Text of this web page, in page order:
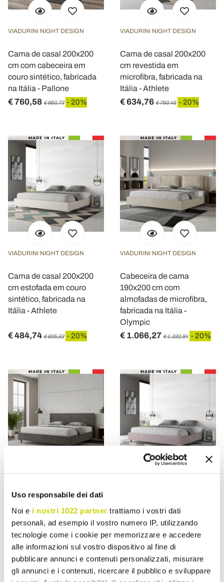
Uso responsabile dei dati
Noi e i nostri 1022 partner trattiamo i vostri dati
personali, ad esempio il vostro numero IP, utilizzando
tecnologie come i cookie per memorizzare e accedere
alle informazioni sul vostro dispositivo al fine di
pubblicare annunci e contenuti personalizzati, misurare
gli annunci e i contenuti, ricercare il pubblico e sviluppare
VIADURINI NIGHT DESIGN
Cama de casal 200x200
cm com cabeceira em
couro sintético, fabricada
na Itália - Pallone
€ 760,58 € 950,73 - 20%
VIADURINI NIGHT DESIGN
Cama de casal 200x200
cm revestida em
microfibra, fabricada na
Itália - Athlete
€ 634,76 € 793,45 - 20%
VIADURINI NIGHT DESIGN
Cama de casal 200x200
cm estofada em couro
sintético, fabricada na
Itália - Athlete
€ 484,74 € 605,93 - 20%
VIADURINI NIGHT DESIGN
Cabeceira de cama
190x200 cm com
almofadas de microfibra,
fabricada na Itália -
Olympic
€ 1.066,27 € 1.332,84 - 20%
Cama de casal 190x200
cm com cabeceira em
microfibra, fabricada na
Itália - Pallone
€ 913,83 € 1.142,29 - 20%
Cama de casal 190x200
cm revestida em
microfibra, fabricada na
Itália - Athlete
€ 634,76 € 793,45 - 20%